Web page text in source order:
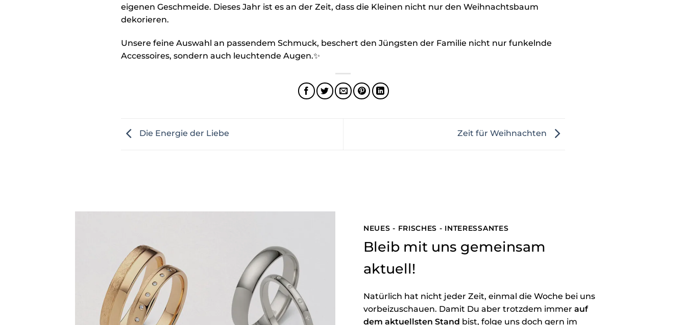
eigenen Geschmeide. Dieses Jahr ist es an der Zeit, dass die Kleinen nicht nur den Weihnachtsbaum
dekorieren.
Unsere feine Auswahl an passendem Schmuck, beschert den Jüngsten der Familie nicht nur funkelnde
Accessoires, sondern auch leuchtende Augen.✨
Die Energie der Liebe Zeit für Weihnachten
NEUES - FRISCHES - INTERESSANTES
Bleib mit uns gemeinsam
aktuell!
Natürlich hat nicht jeder Zeit, einmal die Woche bei uns
vorbeizuschauen. Damit Du aber trotzdem immer auf
dem aktuellsten Stand bist, folge uns doch gern im